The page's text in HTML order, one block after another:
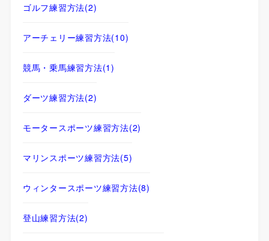
ゴルフ練習方法(2)
アーチェリー練習方法(10)
競馬・乗馬練習方法(1)
ダーツ練習方法(2)
モータースポーツ練習方法(2)
マリンスポーツ練習方法(5)
ウィンタースポーツ練習方法(8)
登山練習方法(2)